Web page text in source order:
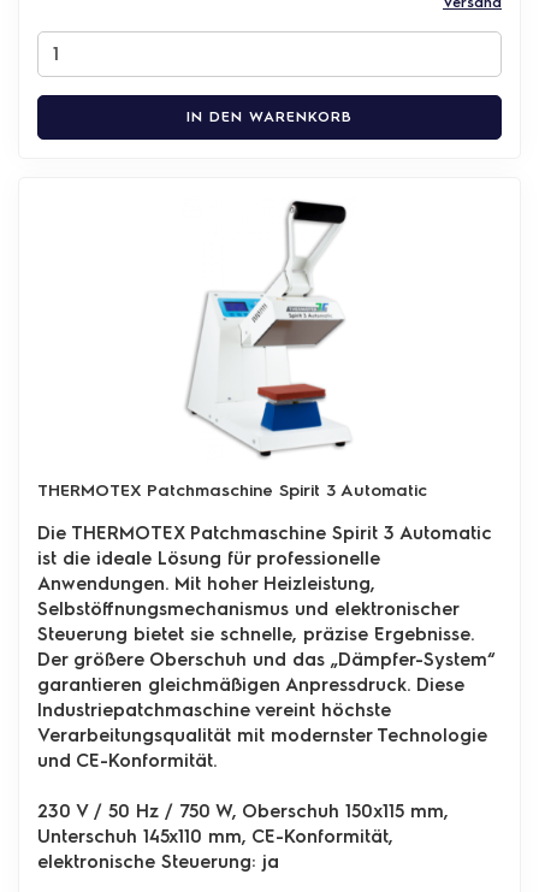
IN DEN WARENKORB
THERMOTEX Patchmaschine Spirit 3 Automatic
Die THERMOTEX Patchmaschine Spirit 3 Automatic
ist die ideale Lösung für professionelle
Anwendungen. Mit hoher Heizleistung,
Selbstöffnungsmechanismus und elektronischer
Steuerung bietet sie schnelle, präzise Ergebnisse.
Der größere Oberschuh und das „Dämpfer-System“
garantieren gleichmäßigen Anpressdruck. Diese
Industriepatchmaschine vereint höchste
Verarbeitungsqualität mit modernster Technologie
und CE-Konformität.
230 V / 50 Hz / 750 W, Oberschuh 150x115 mm,
Unterschuh 145x110 mm, CE-Konformität,
elektronische Steuerung: ja